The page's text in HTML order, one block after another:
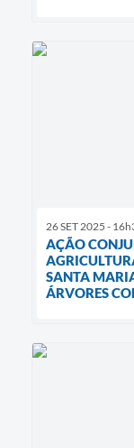
26 SET 2025 -
AÇÃO
SANTA
ÁRVORES